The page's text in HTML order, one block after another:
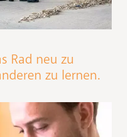
Rad neu zu
zu lernen.